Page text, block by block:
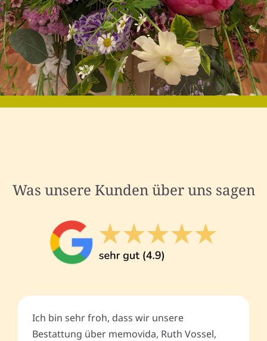
Was unsere Kunden über uns sagen
Ich bin sehr froh, dass wir unsere
Bestattung über memovida, Ruth Vossel,